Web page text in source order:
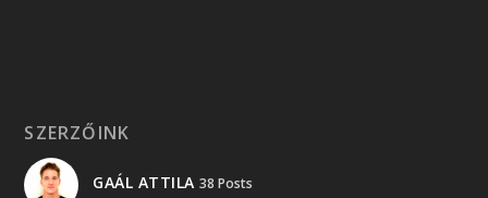
SZERZŐINK
GAÁL ATTILA 38 Posts